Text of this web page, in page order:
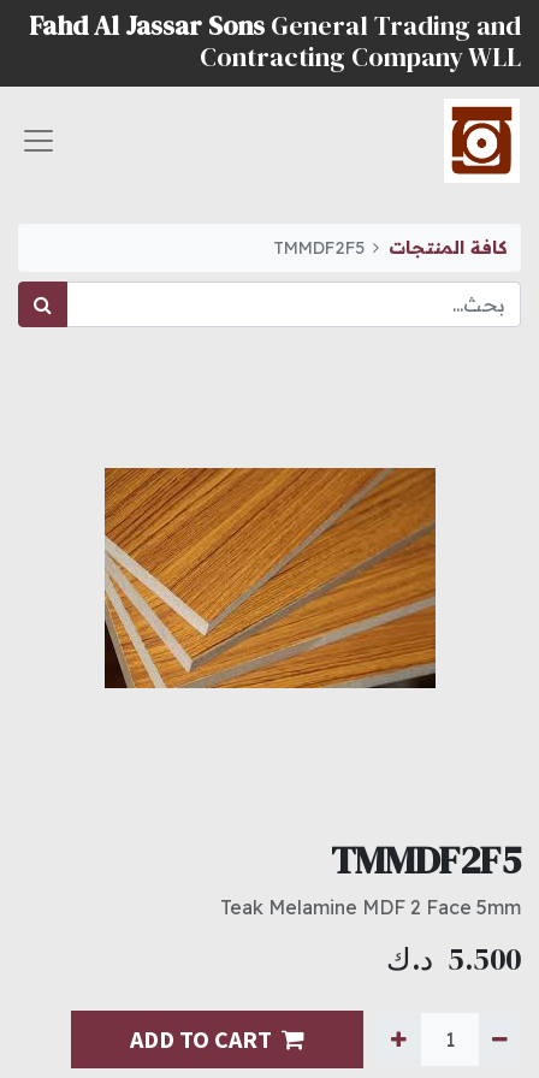
Fahd Al Jassar Sons General Trading and
Contracting Company WLL
كافة المنتجات TMMDF2F5
TMMDF2F5
Teak Melamine MDF 2 Face 5mm
5.500 د.ك
ADD TO CART